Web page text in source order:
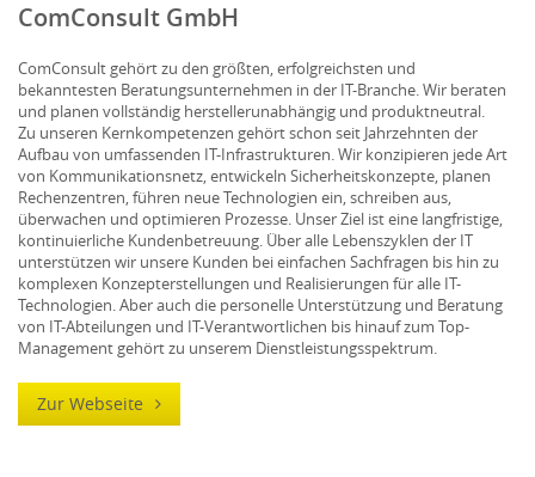
ComConsult GmbH
ComConsult gehört zu den größten, erfolgreichsten und
bekanntesten Beratungsunternehmen in der IT-Branche. Wir beraten
und planen vollständig herstellerunabhängig und produktneutral.
Zu unseren Kernkompetenzen gehört schon seit Jahrzehnten der
Aufbau von umfassenden IT-Infrastrukturen. Wir konzipieren jede Art
von Kommunikationsnetz, entwickeln Sicherheitskonzepte, planen
Rechenzentren, führen neue Technologien ein, schreiben aus,
überwachen und optimieren Prozesse. Unser Ziel ist eine langfristige,
kontinuierliche Kundenbetreuung. Über alle Lebenszyklen der IT
unterstützen wir unsere Kunden bei einfachen Sachfragen bis hin zu
komplexen Konzepterstellungen und Realisierungen für alle IT-
Technologien. Aber auch die personelle Unterstützung und Beratung
von IT-Abteilungen und IT-Verantwortlichen bis hinauf zum Top-
Management gehört zu unserem Dienstleistungsspektrum.
Zur Webseite